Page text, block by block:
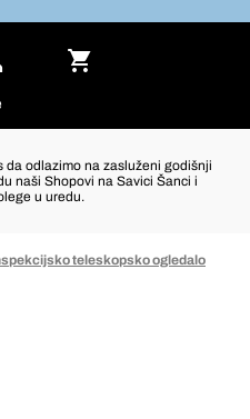
da odlazimo na zasluženi godišnji
naši Shopovi na Savici Šanci i
u uredu.
teleskopsko ogledalo